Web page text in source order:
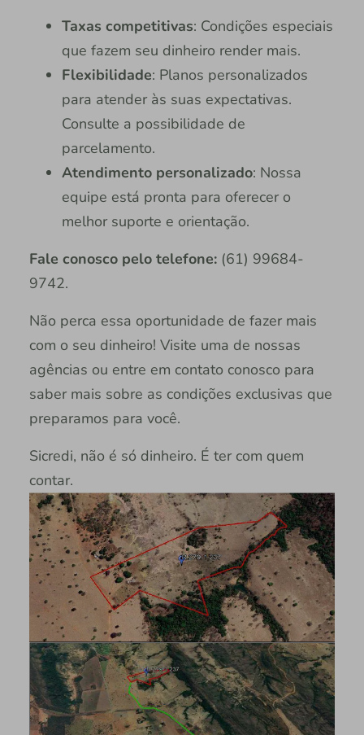
Taxas competitivas: Condições especiais
que fazem seu dinheiro render mais.
Flexibilidade: Planos personalizados
para atender às suas expectativas.
Consulte a possibilidade de
parcelamento.
Atendimento personalizado: Nossa
equipe está pronta para oferecer o
melhor suporte e orientação.
Fale conoscopelo telefone:(61) 99684-
9742.
Não perca essa oportunidade de fazer mais
com o seu dinheiro! Visite uma de nossas
agências ou entre em contato conosco para
saber mais sobre as condições exclusivas que
preparamos para você.
Sicredi, não é só dinheiro. É ter com quem
contar.